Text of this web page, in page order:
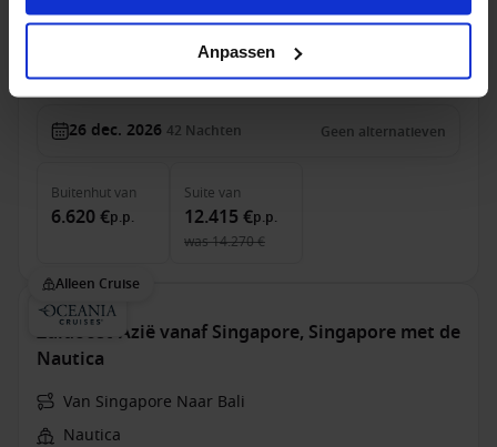
Anpassen
Princess Cruises - tot $ 600 boordtegoed
26 dec. 2026 42 Nachten Geen alternatieven
Buitenhutvan
6.620 €p.p.
Suite van
12.415 €p.p.
was14.270 €
Alleen Cruise
Zuidoost-Azië vanaf Singapore, Singapore met de
Nautica
Van Singapore Naar Bali
Nautica